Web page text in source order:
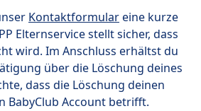
Kontaktformulareine kurze
Elternservice stellt sicher, dass
wird. Im Anschluss erhältst du
über die Löschung deines
dass die Löschung deinen
BabyClub Account betrifft.